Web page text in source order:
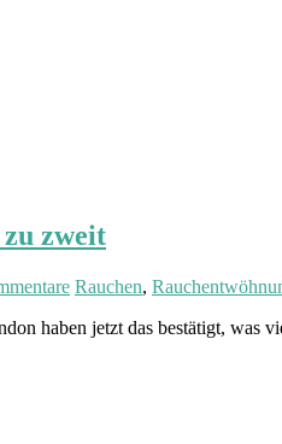
zu zweit
Rauchen,
haben jetzt das bestätigt, was